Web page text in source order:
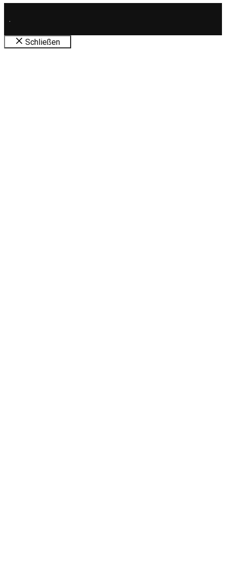
.
Schließen